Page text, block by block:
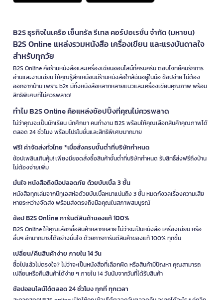
B2S ธุรกิจในเครือ เซ็นทรัล รีเทล คอร์ปอเรชั่น จำกัด (มหาชน)
B2S Online แหล่งรวมหนังสือ เครื่องเขียน และแรงบันดาลใจ
สำหรับทุกวัย
B2S Online คือร้านหนังสือและเครื่องเขียนออนไลน์ที่ครบครัน ตอบโจทย์คนรักการ
อ่านและงานเขียน ให้คุณรู้สึกเหมือนมีร้านหนังสือใกล้ฉันอยู่ในมือ ช้อปง่าย ไม่ต้อง
ออกจากบ้าน เพราะ b2s มีทั้งหนังสือหลากหลายแนวและเครื่องเขียนคุณภาพ พร้อม
สิทธิพิเศษที่ไม่ควรพลาด!
ทำไม B2S Online คือแหล่งช้อปปิ้งที่คุณไม่ควรพลาด
ไม่ว่าคุณจะเป็นนักเรียน นักศึกษา คนทำงาน B2S พร้อมให้คุณเลือกสินค้าคุณภาพได้
ตลอด 24 ชั่วโมง พร้อมโปรโมชั่นและสิทธิพิเศษมากมาย
ฟรี! ค่าจัดส่งทั่วไทย *เมื่อสั่งครบขั้นต่ำที่บริษัทกำหนด
ช้อปเพลินเกินคุ้ม! เพียงมียอดสั่งซื้อสินค้าขั้นต่ำที่บริษัทกำหนด รับสิทธิ์ส่งฟรีถึงบ้าน
ไม่ต้องจ่ายเพิ่ม
มั่นใจ หนังสือถึงมือปลอดภัย ด้วยบับเบิ้ล 3 ชั้น
หนังสือทุกเล่มจากบีทูเอสห่อด้วยบับเบิ้ลหนาแน่นถึง 3 ชั้น หมดกังวลเรื่องความเสีย
หายระหว่างจัดส่ง พร้อมส่งตรงถึงมือคุณในสภาพสมบูรณ์
ช้อป B2S Online การันตีสินค้าของแท้ 100%
B2S Online ให้คุณเลือกซื้อสินค้าหลากหลาย ไม่ว่าจะเป็นหนังสือ เครื่องเขียน หรือ
อื่นๆ อีกมากมายได้อย่างมั่นใจ ด้วยการการันตีสินค้าของแท้ 100% ทุกชิ้น
เปลี่ยน/คืนสินค้าง่าย ภายใน 14 วัน
ซื้อไปแล้วไม่ตรงใจ? ไม่ว่าจะเป็นหนังสือที่เลือกผิด หรือสินค้ามีปัญหา คุณสามารถ
เปลี่ยนหรือคืนสินค้าได้ง่าย ๆ ภายใน 14 วันนับจากวันที่ได้รับสินค้า
ช้อปออนไลน์ได้ตลอด 24 ชั่วโมง ทุกที่ ทุกเวลา